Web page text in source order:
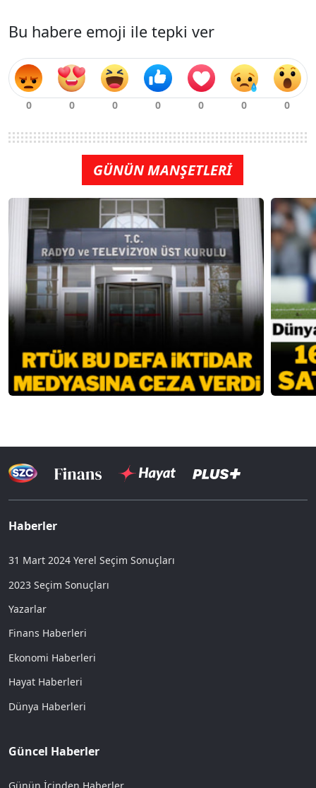
Bu habere emoji ile tepki ver
GÜNÜN MANŞETLERİ
Haberler
31 Mart 2024 Yerel Seçim Sonuçları
2023 Seçim Sonuçları
Yazarlar
Finans Haberleri
Ekonomi Haberleri
Hayat Haberleri
Dünya Haberleri
Güncel Haberler
Günün İçinden Haberler